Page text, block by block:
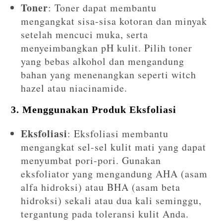
Toner: Toner dapat membantu
mengangkat sisa-sisa kotoran dan minyak
setelah mencuci muka, serta
menyeimbangkan pH kulit. Pilih toner
yang bebas alkohol dan mengandung
bahan yang menenangkan seperti witch
hazel atau niacinamide.
3.Menggunakan Produk Eksfoliasi
Eksfoliasi: Eksfoliasi membantu
mengangkat sel-sel kulit mati yang dapat
menyumbat pori-pori. Gunakan
eksfoliator yang mengandung AHA (asam
alfa hidroksi) atau BHA (asam beta
hidroksi) sekali atau dua kali seminggu,
tergantung pada toleransi kulit Anda.